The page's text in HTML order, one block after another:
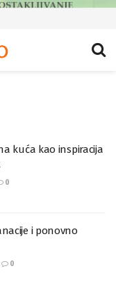
kuća kao inspiracija
0
i ponovno
0